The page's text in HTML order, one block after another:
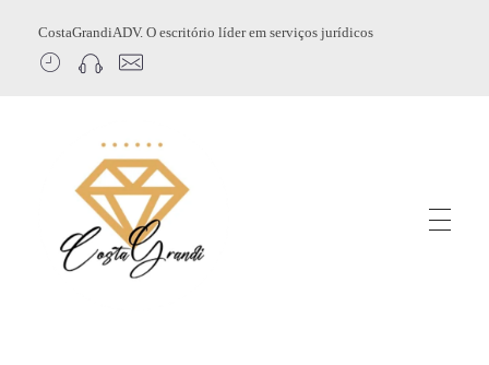
CostaGrandiADV. O escritório líder em serviços jurídicos